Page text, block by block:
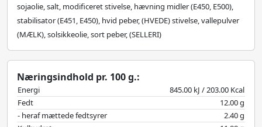
sojaolie, salt, modificeret stivelse, hævning midler (E450, E500),
stabilisator (E451, E450), hvid peber, (HVEDE) stivelse, vallepulver
(MÆLK), solsikkeolie, sort peber, (SELLERI)
Næringsindhold pr. 100 g.:
Energi
845.00 kJ / 203.00 Kcal
Fedt
12.00 g
- heraf mættede fedtsyrer
2.40 g